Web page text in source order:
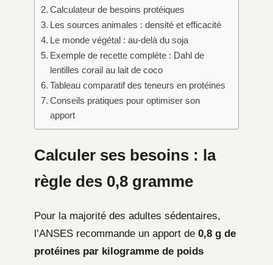
Calculateur de besoins protéiques
Les sources animales : densité et efficacité
Le monde végétal : au-delà du soja
Exemple de recette complète : Dahl de
lentilles corail au lait de coco
Tableau comparatif des teneurs en protéines
Conseils pratiques pour optimiser son
apport
Calculer ses besoins : la
règle des 0,8 gramme
Pour la majorité des adultes sédentaires,
l’ANSES recommande un apport de 0,8 g de
protéines par kilogramme de poids